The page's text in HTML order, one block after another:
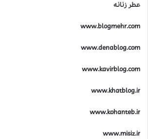
عطر زنانه
www.blogmehr.com
www.denablog.com
www.kavirblog.com
www.khatblog.ir
www.kohanteb.ir
www.misiz.ir